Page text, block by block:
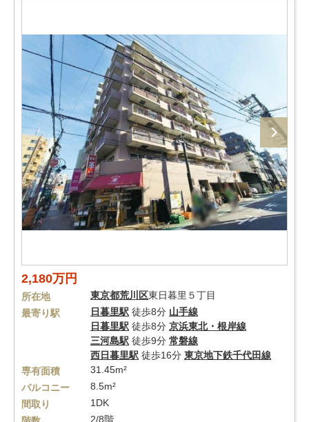
2,180万円
所在地 東京都荒川区東日暮里５丁目
最寄り駅
日暮里駅 徒歩8分 山手線
日暮里駅 徒歩8分 京浜東北・根岸線
三河島駅 徒歩9分 常磐線
西日暮里駅 徒歩16分 東京地下鉄千代田線
専有面積
31.45m²
バルコニー
8.5m²
間取り
1DK
2/8階